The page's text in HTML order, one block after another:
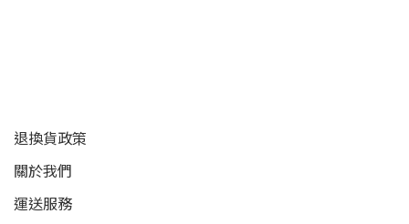
退換貨政策
關於我們
運送服務